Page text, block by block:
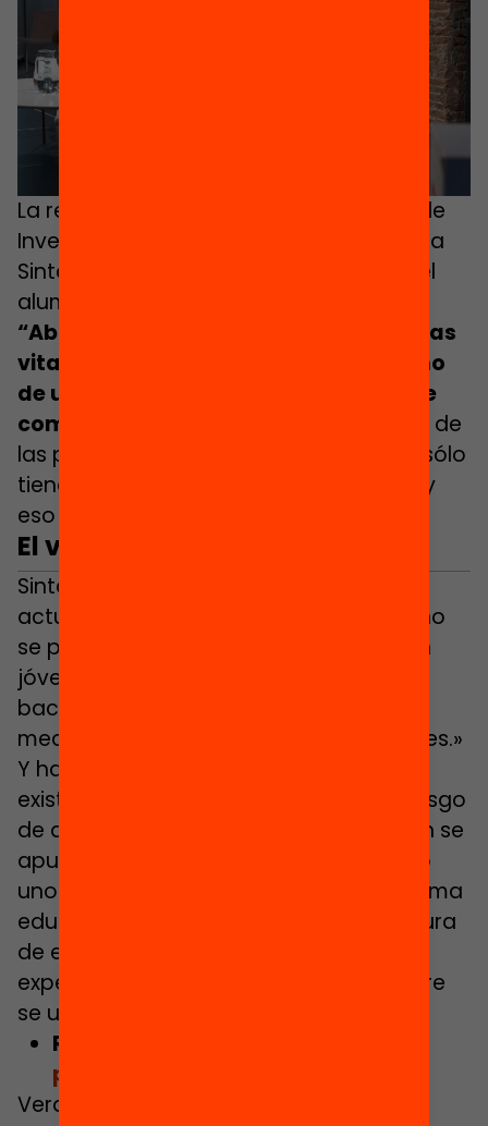
La responsable de proyectos del Área de
Investigación de la Fundación Bofill, Elena
Sintes, ha sintetizado qué supone que el
alumnado cuelgue sus estudios
“Abandono es sinónimo de trayectorias
vitales frágiles, abandono es sinónimo
de un futuro colectivo muy vulnerable
como país
.” Verdés ha añadido: «El 41% de
las personas que ahora están en paro sólo
tienen la ESO como estudios máximos, y
eso si la tienen.»
El vacío después de la ESO
Sintes ha contextualizado el momento
actual: «El grueso principal del abandono
se produce justo al terminar la ESO, con
jóvenes que no se matriculan ni en
bachillerato ni en la FP. Por tanto, las
medidas preventivas son imprescindibles.»
Y ha avisado: «Hemos detectado que
existe una insuficiente detección del riesgo
de abandonar.» Desde la OCDE también se
apuntaba a esta falta de análisis como
uno de los riesgos que presenta el sistema
educativo en el Estado: «Hay poca cultura
de evaluación y de intercambio de
experiencias; hay datos, pero no siempre
se utilizan.»
Relacionado:
prematuro en Cataluña, en datos
Verdés les ha dado la razón: «En el